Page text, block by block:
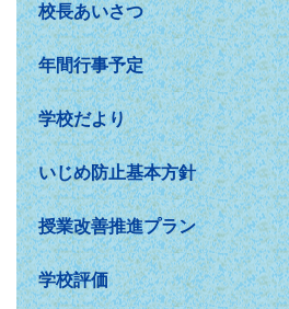
校長あいさつ
年間行事予定
学校だより
いじめ防止基本方針
授業改善推進プラン
学校評価